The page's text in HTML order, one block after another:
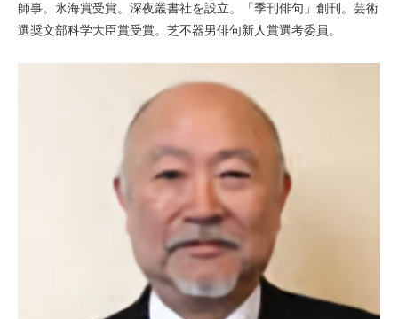
師事。氷海賞受賞。深夜叢書社を設立。「季刊俳句」創刊。芸術
選奨文部科学大臣賞受賞。芝不器男俳句新人賞選考委員。